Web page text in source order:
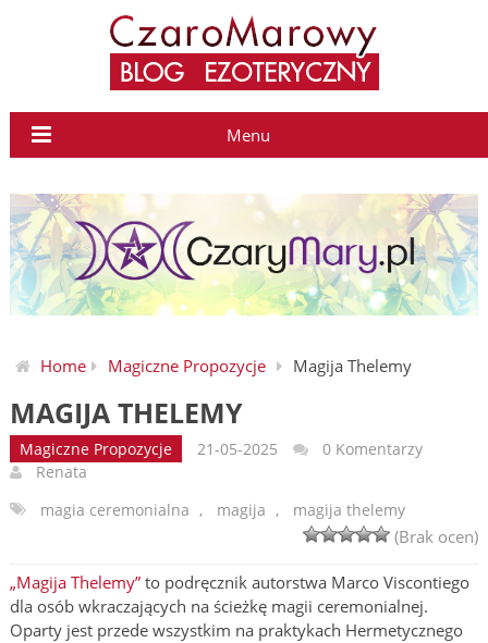
Menu
Home Magiczne Propozycje Magija Thelemy
MAGIJA THELEMY
Magiczne Propozycje 21-05-2025
0 Komentarzy
Renata
magia ceremonialna , magija , magija thelemy
(Brak ocen)
„Magija Thelemy”to podręcznik autorstwa Marco Viscontiego
dla osób wkraczających na ścieżkę magii ceremonialnej.
Oparty jest przede wszystkim na praktykach Hermetycznego